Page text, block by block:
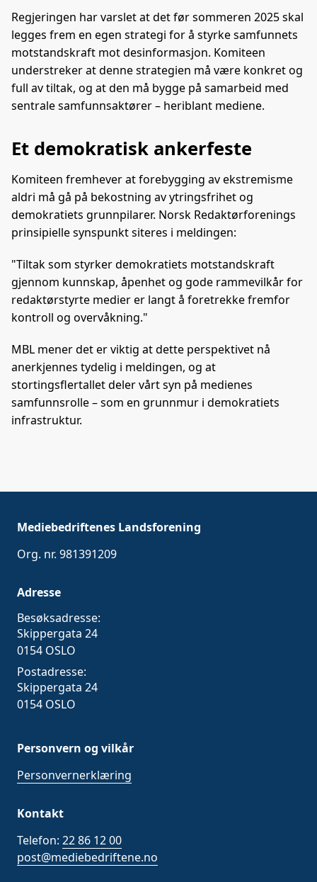
Regjeringen har varslet at det før sommeren 2025 skal
legges frem en egen strategi for å styrke samfunnets
motstandskraft mot desinformasjon. Komiteen
understreker at denne strategien må være konkret og
full av tiltak, og at den må bygge på samarbeid med
sentrale samfunnsaktører – heriblant mediene.
Et demokratisk ankerfeste
Komiteen fremhever at forebygging av ekstremisme
aldri må gå på bekostning av ytringsfrihet og
demokratiets grunnpilarer. Norsk Redaktørforenings
prinsipielle synspunkt siteres i meldingen:
"Tiltak som styrker demokratiets motstandskraft
gjennom kunnskap, åpenhet og gode rammevilkår for
redaktørstyrte medier er langt å foretrekke fremfor
kontroll og overvåkning."
MBL mener det er viktig at dette perspektivet nå
anerkjennes tydelig i meldingen, og at
stortingsflertallet deler vårt syn på medienes
samfunnsrolle – som en grunnmur i demokratiets
infrastruktur.
Mediebedriftenes Landsforening
Org. nr. 981391209
Adresse
Besøksadresse:
Skippergata 24
0154 OSLO
Postadresse:
Skippergata 24
0154 OSLO
Personvern og vilkår
Personvernerklæring
Kontakt
Telefon: 22 86 12 00
post@mediebedriftene.no